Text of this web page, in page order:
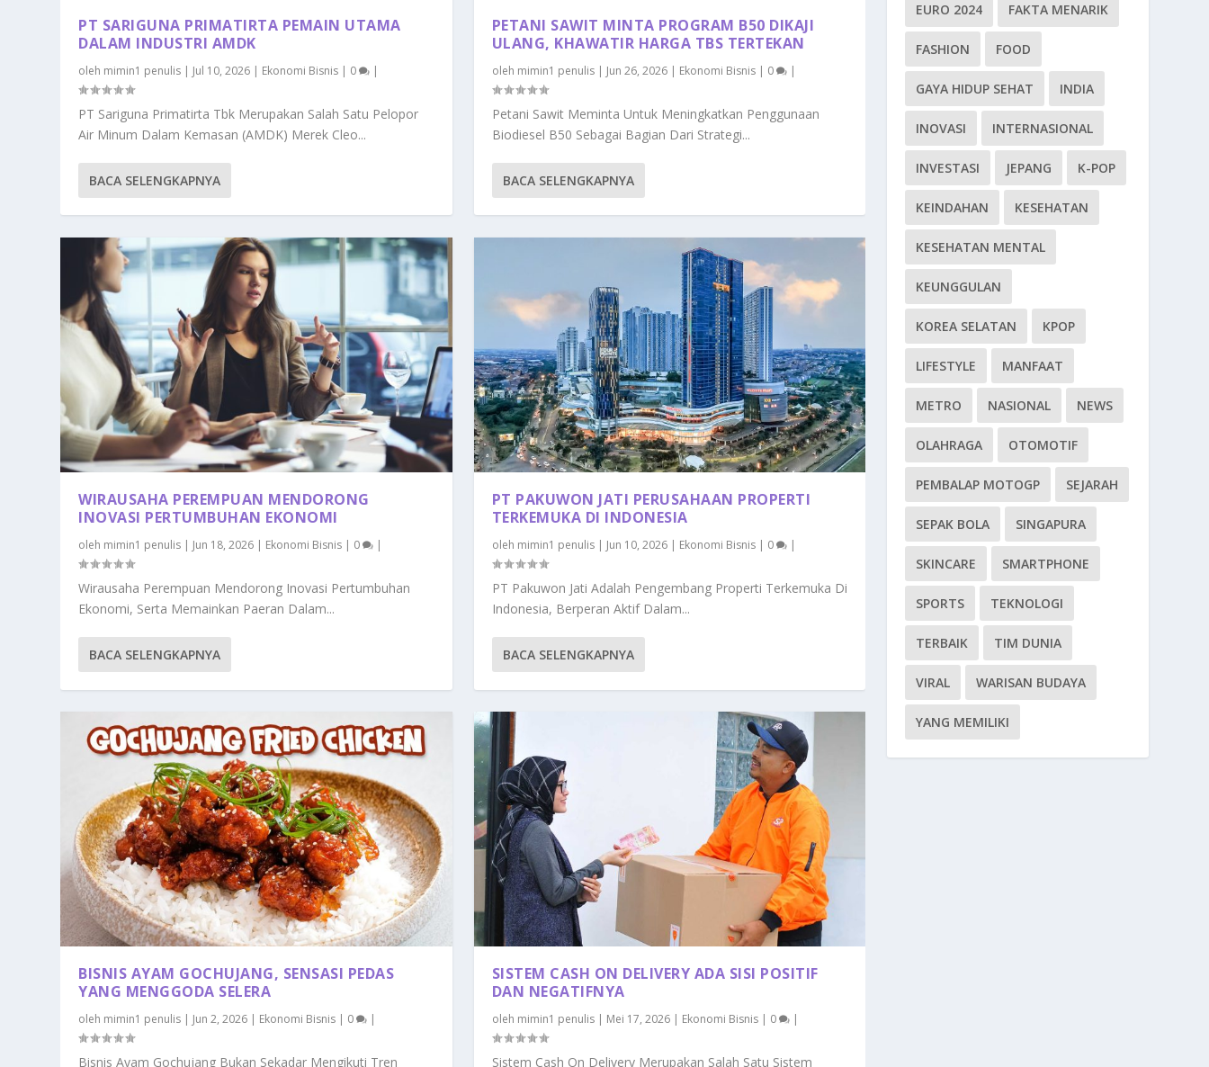
PT SARIGUNA PRIMATIRTA PEMAIN UTAMA
DALAM INDUSTRI AMDK
oleh mimin1 penulis | Jul 10, 2026 | Ekonomi Bisnis | 0 |
PT Sariguna Primatirta Tbk Merupakan Salah Satu Pelopor
Air Minum Dalam Kemasan (AMDK) Merek Cleo...
BACA SELENGKAPNYA
WIRAUSAHA PEREMPUAN MENDORONG
INOVASI PERTUMBUHAN EKONOMI
oleh mimin1 penulis | Jun 18, 2026 | Ekonomi Bisnis | 0 |
Wirausaha Perempuan Mendorong Inovasi Pertumbuhan
Ekonomi, Serta Memainkan Paeran Dalam...
BACA SELENGKAPNYA
BISNIS AYAM GOCHUJANG, SENSASI PEDAS
YANG MENGGODA SELERA
oleh mimin1 penulis | Jun 2, 2026 | Ekonomi Bisnis | 0 |
Bisnis Ayam Gochujang Bukan Sekadar Mengikuti Tren
PETANI SAWIT MINTA PROGRAM B50 DIKAJI
ULANG, KHAWATIR HARGA TBS TERTEKAN
oleh mimin1 penulis| Jun 26, 2026| Ekonomi Bisnis| 0 |
Petani Sawit Meminta Untuk Meningkatkan Penggunaan
Biodiesel B50 Sebagai Bagian Dari Strategi...
BACA SELENGKAPNYA
PT PAKUWON JATI PERUSAHAAN PROPERTI
TERKEMUKA DI INDONESIA
oleh mimin1 penulis| Jun 10, 2026| Ekonomi Bisnis| 0 |
PT Pakuwon Jati Adalah Pengembang Properti Terkemuka Di
Indonesia, Berperan Aktif Dalam...
BACA SELENGKAPNYA
SISTEM CASH ON DELIVERY ADA SISI POSITIF
DAN NEGATIFNYA
oleh mimin1 penulis| Mei 17, 2026| Ekonomi Bisnis| 0 |
Sistem Cash On Delivery Merupakan Salah Satu Sistem
EURO 2024 FAKTA MENARIK
FASHION FOOD
GAYA HIDUP SEHAT INDIA
INOVASI INTERNASIONAL
INVESTASI JEPANG K-POP
KEINDAHAN KESEHATAN
KESEHATAN MENTAL
KEUNGGULAN
KOREA SELATAN KPOP
LIFESTYLE MANFAAT
METRO NASIONAL NEWS
OLAHRAGA OTOMOTIF
PEMBALAP MOTOGP SEJARAH
SEPAK BOLA SINGAPURA
SKINCARE SMARTPHONE
SPORTS TEKNOLOGI
TERBAIK TIM DUNIA
VIRAL WARISAN BUDAYA
YANG MEMILIKI